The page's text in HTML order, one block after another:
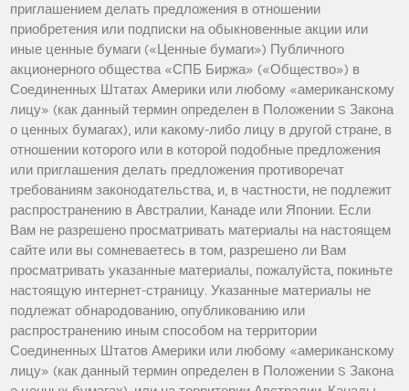
приглашением делать предложения в отношении
приобретения или подписки на обыкновенные акции или
иные ценные бумаги («Ценные бумаги») Публичного
акционерного общества «СПБ Биржа» («Общество») в
Соединенных Штатах Америки или любому «американскому
лицу» (как данный термин определен в Положении S Закона
о ценных бумагах), или какому-либо лицу в другой стране, в
отношении которого или в которой подобные предложения
или приглашения делать предложения противоречат
требованиям законодательства, и, в частности, не подлежит
распространению в Австралии, Канаде или Японии. Если
Вам не разрешено просматривать материалы на настоящем
сайте или вы сомневаетесь в том, разрешено ли Вам
просматривать указанные материалы, пожалуйста, покиньте
настоящую интернет-страницу. Указанные материалы не
подлежат обнародованию, опубликованию или
распространению иным способом на территории
Соединенных Штатов Америки или любому «американскому
лицу» (как данный термин определен в Положении S Закона